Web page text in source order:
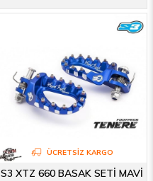
S3 XTZ 660 BASAK SETİ MAVİ
ÜCRETSIZ KARGO